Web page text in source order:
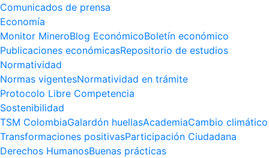
Comunicados de prensa
Economía
Monitor MineroBlog EconómicoBoletín económico
Publicaciones económicasRepositorio de estudios
Normatividad
Normas vigentesNormatividad en trámite
Protocolo Libre Competencia
Sostenibilidad
TSM ColombiaGalardón huellasAcademiaCambio climático
Transformaciones positivasParticipación Ciudadana
Derechos HumanosBuenas prácticas